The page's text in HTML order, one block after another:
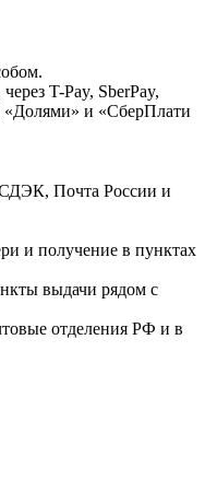
T-Pay, SberPay,
«Долями» и «СберПлати
СДЭК, Почта России и
и получение в пунктах
выдачи рядом с
отделения РФ и в